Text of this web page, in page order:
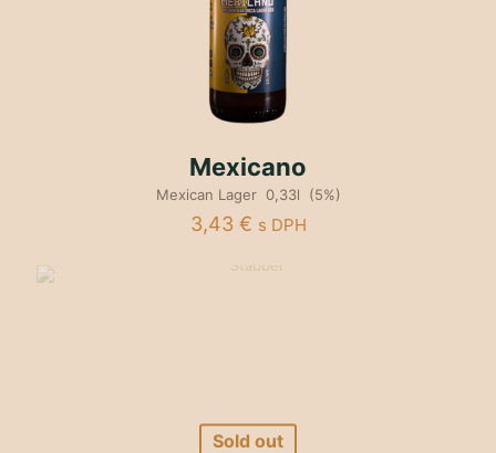
Mexicano
Mexican Lager 0,33l (5%)
3,43 € s DPH
Sold out